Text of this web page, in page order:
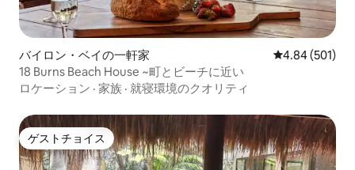
バイロン・ベイの一軒家 レビュー501
4.84 (501)
18 Burns Beach House ~町とビーチに近い
ロケーション · 家族 · 就寝環境のクオリティ
ゲストチョイス
ゲストチョイス